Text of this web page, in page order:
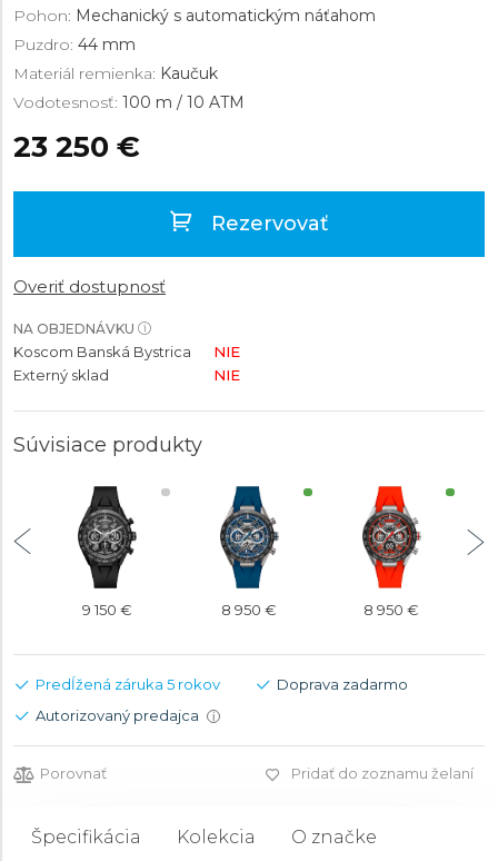
Pohon: Mechanický s automatickým náťahom
Puzdro: 44 mm
Materiál remienka: Kaučuk
Vodotesnosť: 100 m / 10 ATM
23 250 €
Rezervovať
Overiť dostupnosť
NA OBJEDNÁVKU
Koscom Banská Bystrica
NIE
Externý sklad
NIE
Súvisiace produkty
9 150 € 8 950 € 8 950 €
Predĺžená záruka 5 rokov
Doprava zadarmo
Autorizovaný predajca
i
Porovnať Pridať do zoznamu želaní
Špecifikácia Kolekcia O značke